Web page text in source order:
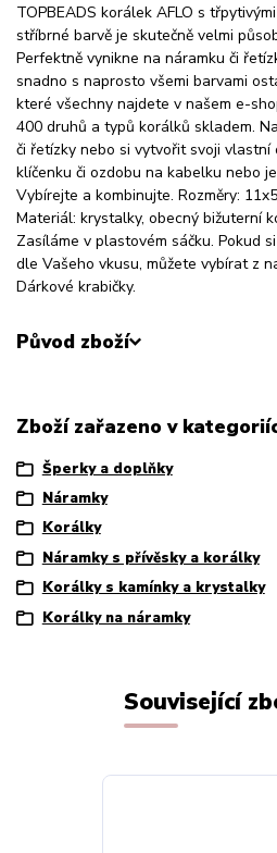
TOPBEADS korálek AFLO s
stříbrné barvě je skutečně velmi
Perfektně vynikne na náramku či
snadno s naprosto všemi barvami
které všechny najdete v našem e-
400 druhů a typů korálků skladem.
či řetízky nebo si vytvořit svoji vlastní
klíčenku či ozdobu na kabelku nebo
Vybírejte a kombinujte. Rozměry:
Materiál: krystalky, obecný bižuterní
Zasíláme v plastovém sáčku. Pokud
dle Vašeho vkusu, můžete vybírat z
Dárkové krabičky.
Původ zboží
Zboží zařazeno v
Šperky a doplňky
Náramky
Korálky
Náramky s přívěsky a korálky
Korálky s kamínky a krystalky
Korálky na náramky
Související